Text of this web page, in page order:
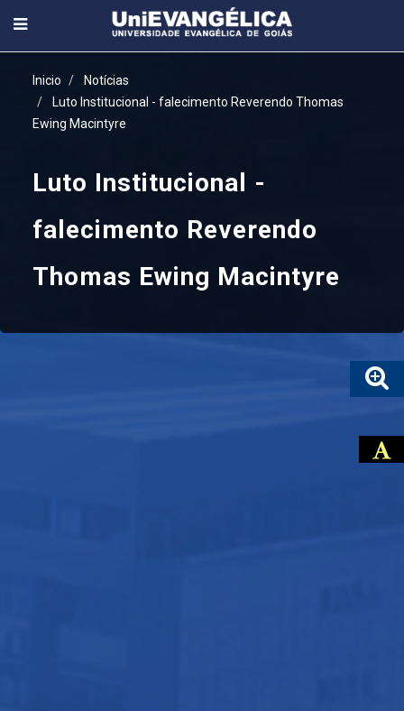
Inicio
Notícias
Luto Institucional - falecimento Reverendo Thomas
Ewing Macintyre
Luto Institucional -
falecimento Reverendo
Thomas Ewing Macintyre